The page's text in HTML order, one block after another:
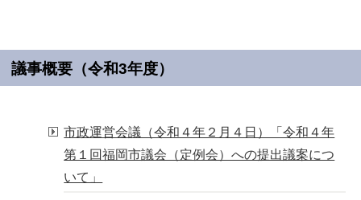
議事概要（令和3年度）
市政運営会議（令和４年２月４日）「令和４年
第１回福岡市議会（定例会）への提出議案につ
いて」